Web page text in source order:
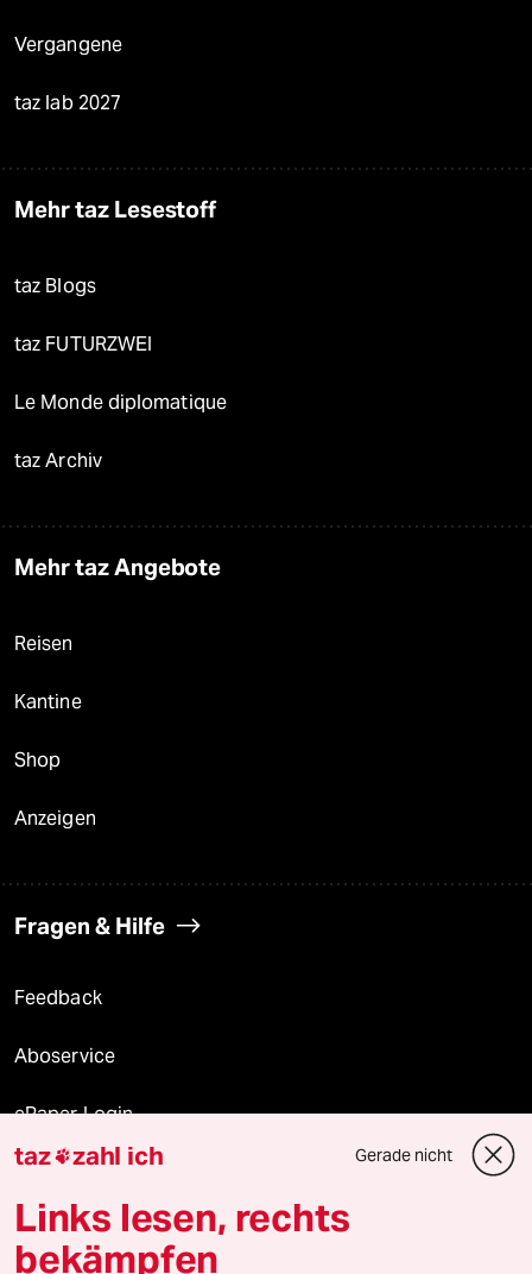
Vergangene
taz lab 2027
Mehr taz Lesestoff
taz Blogs
taz FUTURZWEI
Le Monde diplomatique
taz Archiv
Mehr taz Angebote
Reisen
Kantine
Shop
Anzeigen
Fragen & Hilfe
Feedback
Aboservice
ePaper Login
Downloads für Abonnierende
taz zahl ich Gerade nicht
Links lesen, rechts
bekämpfen